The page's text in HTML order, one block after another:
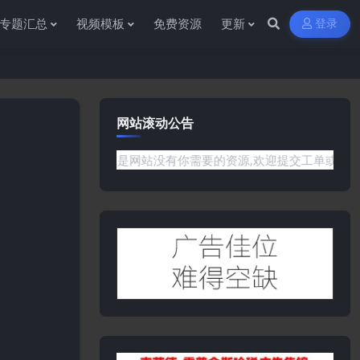
专题汇总 视频模板 免费资源 更新 登录
网站滚动公告
任何问题或是网站没有你需要的资源,欢迎提交工单或是添加客服